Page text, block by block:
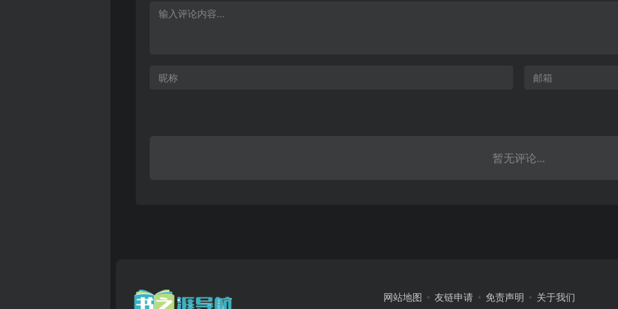
暂无评论...
网站地图 友链申请 免责声明 关于我们